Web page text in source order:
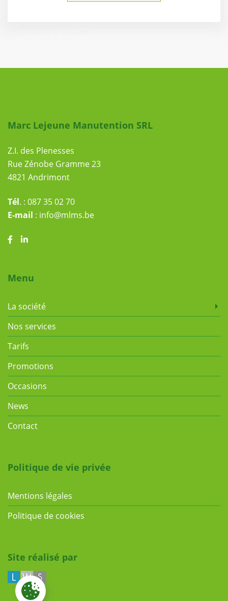
Liens utiles
Marc Lejeune Manutention SRL
Z.I. des Plenesses
Rue Zénobe Gramme 23
4821 Andrimont
Tél. : 087 35 02 70
E-mail : info@mlms.be
Menu
La société
Nos services
Tarifs
Promotions
Occasions
News
Contact
Politique de vie privée
Mentions légales
Politique de cookies
Site réalisé par